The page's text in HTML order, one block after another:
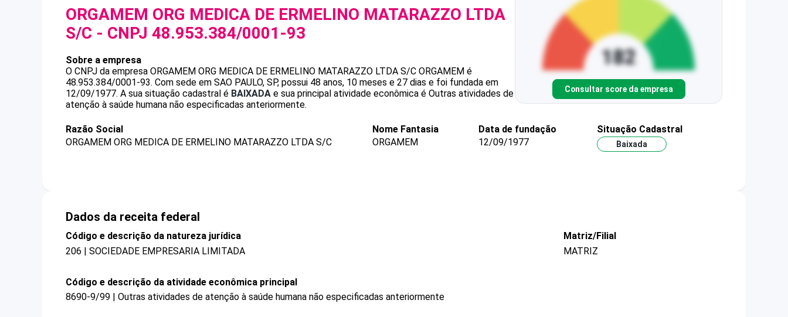
ORGAMEM ORG MEDICA DE ERMELINO MATARAZZO LTDA
S/C - CNPJ 48.953.384/0001-93
Sobre a empresa
O CNPJ da empresa ORGAMEM ORG MEDICA DE ERMELINO MATARAZZO LTDA S/C ORGAMEM é
48.953.384/0001-93. Com sede em SAO PAULO, SP, possui 48 anos, 10 meses e 27 dias e foi fundada em
12/09/1977. A sua situação cadastral é BAIXADA e sua principal atividade econômica é Outras atividades de
atenção à saúde humana não especificadas anteriormente.
Consultar score da empresa
Razão Social
ORGAMEM ORG MEDICA DE ERMELINO MATARAZZO LTDA S/C
Nome Fantasia
ORGAMEM
Data de fundação
12/09/1977
Situação Cadastral
Baixada
Dados da receita federal
Código e descrição da natureza jurídica
206 | SOCIEDADE EMPRESARIA LIMITADA
Matriz/Filial
MATRIZ
Código e descrição da atividade econômica principal
8690-9/99 | Outras atividades de atenção à saúde humana não especificadas anteriormente